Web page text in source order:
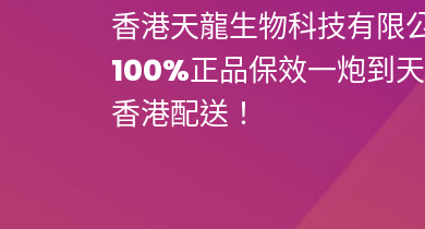
香港天龍生物科技有限
100%正品保效一炮到
香港配送！